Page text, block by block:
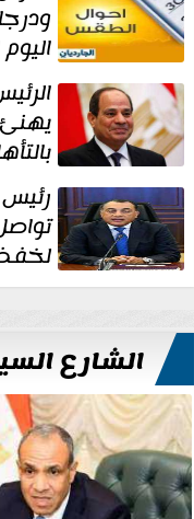
القاهره 36 درجة يهنئ
إلى
كأس العالم رئيس
الشارع